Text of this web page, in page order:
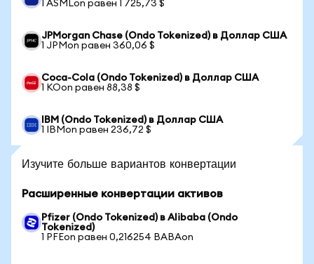
1 ASMLon равен 1 725,73 $
JPMorgan Chase (Ondo Tokenized) в Доллар США
1 JPMon равен 360,06 $
Coca-Cola (Ondo Tokenized) в Доллар США
1 KOon равен 88,38 $
IBM (Ondo Tokenized) в Доллар США
1 IBMon равен 236,72 $
Изучите больше вариантов конвертации
Расширенные конвертации активов
Pfizer (Ondo Tokenized) в Alibaba (Ondo
Tokenized)
1 PFEon равен 0,216254 BABAon